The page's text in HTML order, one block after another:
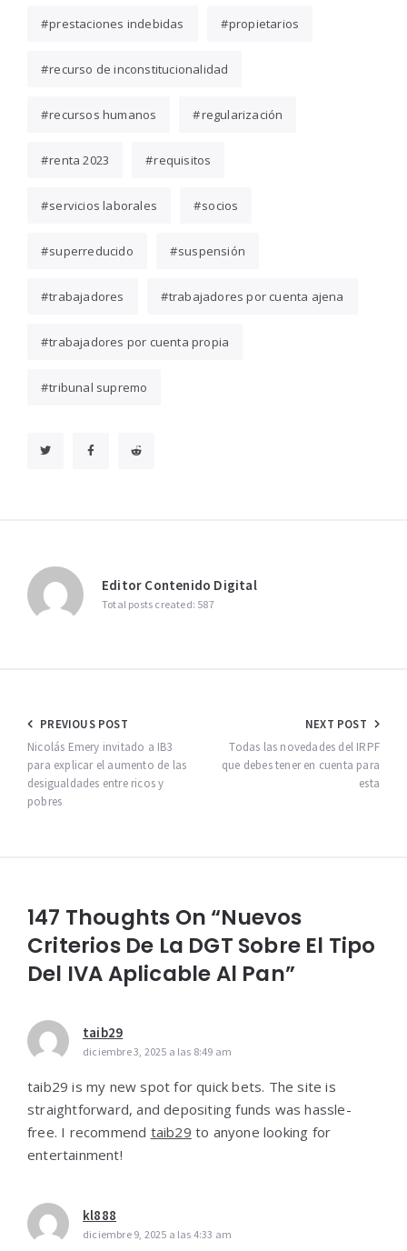
prestaciones indebidas propietarios
recurso de inconstitucionalidad
recursos humanos regularización
renta 2023 requisitos
servicios laborales socios
superreducido suspensión
trabajadores trabajadores por cuenta ajena
trabajadores por cuenta propia
tribunal supremo
Editor Contenido Digital
Total posts created: 587
Navegación
de
entradas
PREVIOUS POST
Nicolás Emery invitado a IB3
para explicar el aumento de las
desigualdades entre ricos y
pobres
NEXT POST
Todas las novedades del IRPF
que debes tener en cuenta para
esta
147 Thoughts On “Nuevos
Criterios De La DGT Sobre El Tipo
Del IVA Aplicable Al Pan”
taib29
diciembre 3, 2025 a las 8:49 am
taib29 is my new spot for quick bets. The site is
straightforward, and depositing funds was hassle-
free. I recommend taib29 to anyone looking for
entertainment!
kl888
diciembre 9, 2025 a las 4:33 am